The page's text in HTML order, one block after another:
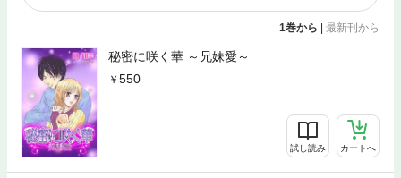
1巻から | 最新刊から
秘密に咲く華 ～兄妹愛～
550
試し読み カートへ